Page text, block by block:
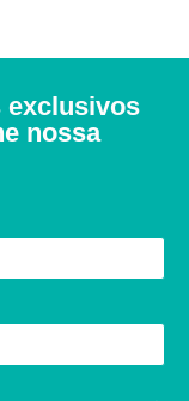
exclusivos
nossa